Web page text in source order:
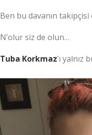
Ben bu davanın takipçisi
N’olur siz de olun…
Tuba Korkmaz’ı yalnız